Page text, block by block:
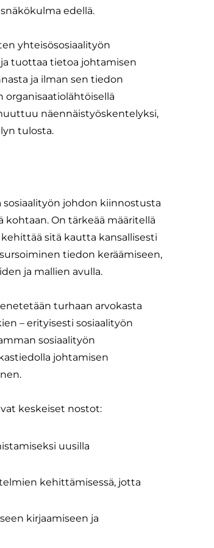
edellä.
yhteisösosiaalityön
tuottaa tietoa johtamisen
ja ilman sen tiedon
näennäistyöskentelyksi,
tulosta.
johdon kiinnostusta
On tärkeää määritellä
sitä kautta kansallisesti
tiedon keräämiseen,
ja mallien avulla.
turhaan arvokasta
– erityisesti sosiaalityön
sosiaalityön
johtamisen
keskeiset nostot:
uusilla
kehittämisessä, jotta
kirjaamiseen ja